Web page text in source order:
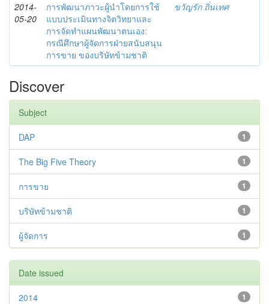
2014-
05-20
การพัฒนาภาวะผู้นำโดยการใช้
แบบประเมินทางจิตวิทยาและ
การจัดทำแผนพัฒนาตนเอง:
กรณีศึกษาผู้จัดการฝ่ายสนับสนุน
การขาย ของบริษัทข้ามชาติ
ขวัญรัก ถิ่นเทศ
Discover
Subject
1
DAP
1
The Big Five Theory
1
การขาย
1
บริษัทข้ามชาติ
1
ผู้จัดการ
Date issued
1
2014